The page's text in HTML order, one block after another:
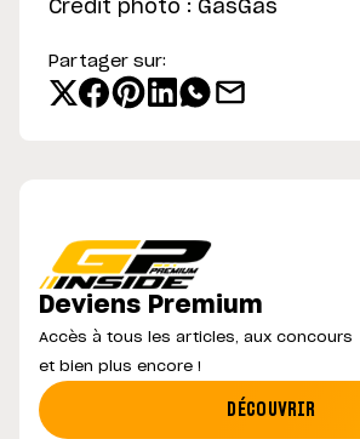
Crédit photo : GasGas
Partager sur:
Deviens Premium
Accès à tous les articles, aux concours
et bien plus encore !
DÉCOUVRIR